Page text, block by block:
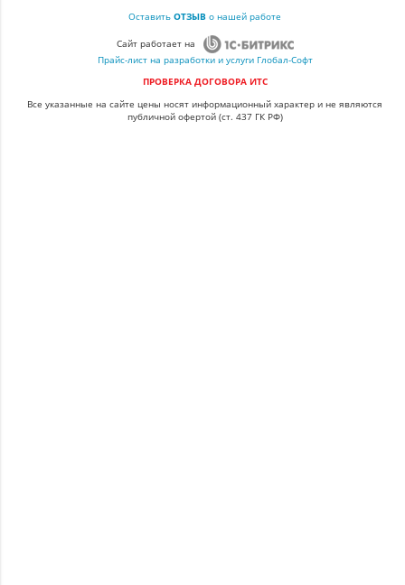
Оставить ОТЗЫВ о нашей работе
Сайт работает на
Прайс-лист на разработки и услуги Глобал-Софт
ПРОВЕРКА ДОГОВОРА ИТС
Все указанные на сайте цены носят информационный характер и не являются
публичной офертой (ст. 437 ГК РФ)